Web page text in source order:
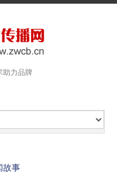
力品牌
故事